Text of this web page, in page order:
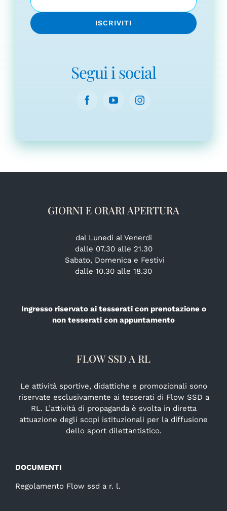
Segui i social
GIORNI E ORARI APERTURA
dal Lunedi al Venerdi
dalle 07.30 alle 21.30
Sabato, Domenica e Festivi
dalle 10.30 alle 18.30
Ingresso riservato ai tesserati con prenotazione o
non tesserati con appuntamento
FLOW SSD A RL
Le attività sportive, didattiche e promozionali sono
riservate esclusivamente ai tesserati di Flow SSD a
RL. L’attività di propaganda è svolta in diretta
attuazione degli scopi istituzionali per la diffusione
dello sport dilettantistico.
DOCUMENTI
Regolamento Flow ssd a r. l.